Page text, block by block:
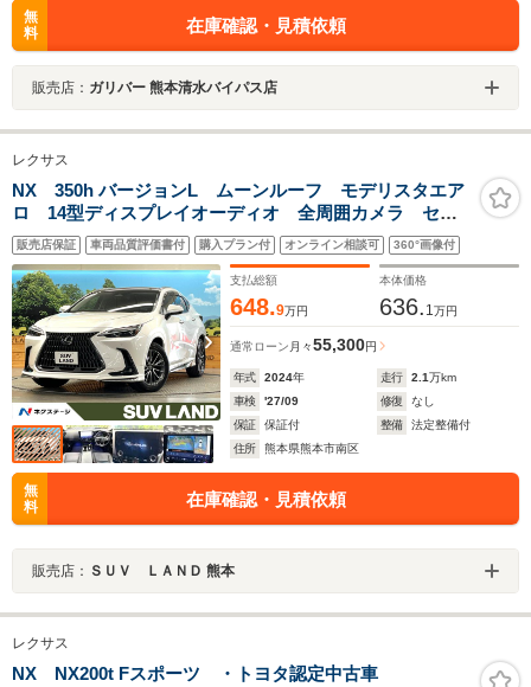
無
料
在庫確認・見積依頼
販売店： ガリバー 熊本清水バイパス店
レクサス
NX 350h バージョンL ムーンルーフ モデリスタエア
ロ 14型ディスプレイオーディオ 全周囲カメラ セー
フティシステムプラス レーダークルーズ アドバンス
トパーク ブラインドスポットモニター 三眼LEDヘッ
ド 黒革シート
販売店保証 車両品質評価書付 購入プラン付 オンライン相談可 360°画像付
支払総額
648.9万円
本体価格
636. 1万円
通常ローン 月々55,300円
年式 2024年 走行 2.1万km
車検
'27/09 修復
なし
保証
保証付 整備
法定整備付
住所
熊本県熊本市南区
無
料
在庫確認・見積依頼
販売店： ＳＵＶ ＬＡＮＤ 熊本
レクサス
NX NX200t Fスポーツ ・トヨタ認定中古車